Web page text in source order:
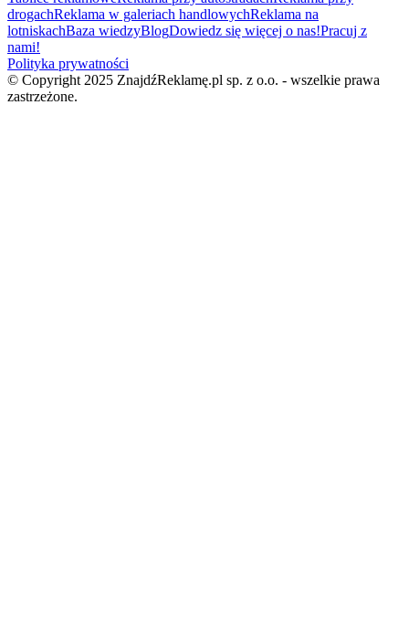
drogachReklama w galeriach handlowychReklama na
lotniskachBaza wiedzyBlogDowiedz się więcej o nas!Pracuj z
nami!
Polityka prywatności
© Copyright 2025 ZnajdźReklamę.pl sp. z o.o. - wszelkie prawa
zastrzeżone.